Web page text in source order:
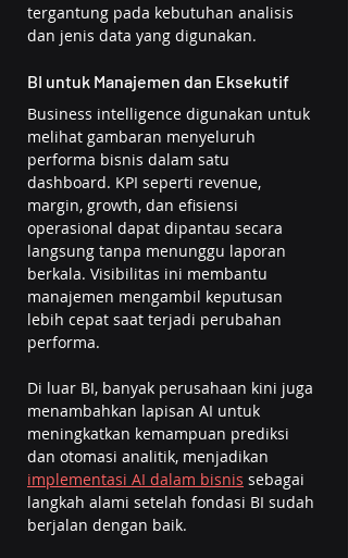
tergantung pada kebutuhan analisis
dan jenis data yang digunakan.
BI untuk Manajemen dan Eksekutif
Business intelligence digunakan untuk
melihat gambaran menyeluruh
performa bisnis dalam satu
dashboard. KPI seperti revenue,
margin, growth, dan efisiensi
operasional dapat dipantau secara
langsung tanpa menunggu laporan
berkala. Visibilitas ini membantu
manajemen mengambil keputusan
lebih cepat saat terjadi perubahan
performa.
Di luar BI, banyak perusahaan kini juga
menambahkan lapisan AI untuk
meningkatkan kemampuan prediksi
dan otomasi analitik, menjadikan
implementasi AI dalam bisnis sebagai
langkah alami setelah fondasi BI sudah
berjalan dengan baik.